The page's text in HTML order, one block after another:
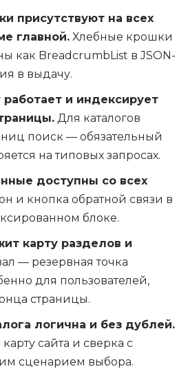
присутствуют на всех
главной. Хлебные крошки
как BreadcrumbList в JSON-
в выдачу.
работает и индексирует
Для каталогов
поиск — обязательный
на типовых запросах.
доступны со всех
и кнопка обратной связи в
блоке.
карту разделов и
— резервная точка
для пользователей,
страницы.
логична и без дублей.
сайта и сверка с
сценарием выбора.